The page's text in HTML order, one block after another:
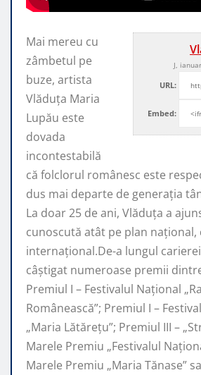
J,
URL:
Embed:
Mai mereu cu
zâmbetul pe
buze, artista
Vlăduța Maria
Lupău este
dovada
incontestabilă
că folclorul românesc este
dus mai departe de generaţia
La doar 25 de ani, Vlăduța a
cunoscută atât pe plan naţional,
internaţional.De-a lungul
câştigat numeroase premii
Premiul I – Festivalul Național
Românească”; Premiul I –
„Maria Lătărețu”; Premiul III –
Marele Premiu „Festivalul
Marele Premiu „Maria Tănase”